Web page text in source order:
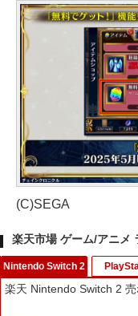
(C)SEGA
楽天市場 ゲーム/アニメ
Nintendo Switch 2
楽天 Nintendo Switch 2